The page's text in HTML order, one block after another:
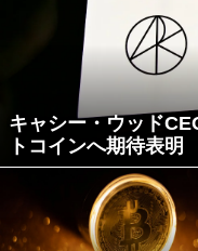
キャシー・ウッド
トコインへ期待表明